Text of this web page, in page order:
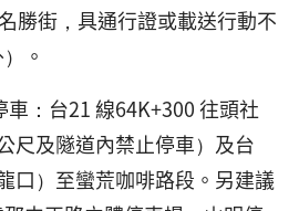
勝街，具通行證或載送行動不
。
：台21 線64K+300 往頭社
尺及隧道內禁止停車）及台
口）至蠻荒咖啡路段。另建議